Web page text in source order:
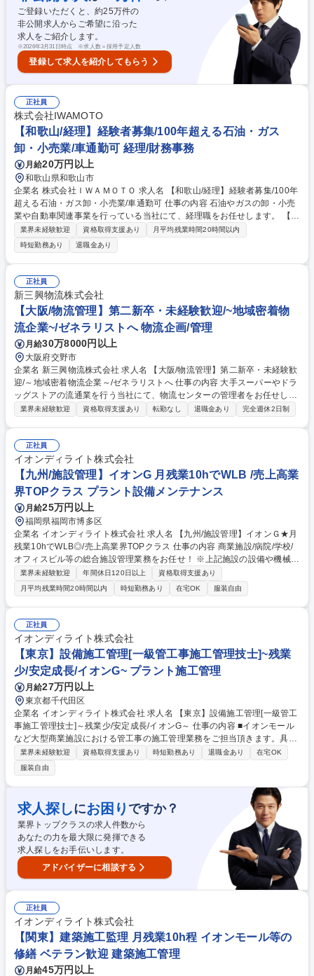
ーザ向け説明資料他）など 募集職種 【東京】オープンポジション/PMO
ご登録いただくと、約25万件の
非公開求人からご希望に沿った
求人をご紹介します。
※2026年3月31日時点 ※求人数＝採用予定人数
登録して求人を紹介してもらう
正社員
株式会社IWAMOTO
【和歌山/経理】経験者募集/100年超える石油・ガス
卸・小売業/車通勤可 経理/財務事務
月給20万円以上
和歌山県和歌山市
企業名 株式会社ＩＷＡＭＯＴＯ 求人名 【和歌山/経理】経験者募集/100年
超える石油・ガス卸・小売業/車通勤可 仕事の内容 石油やガスの卸・小売
業や自動車関連事業を行っている当社にて、経理職をお任せします。 【具
体的には】 ■仕訳 ■月次決算等 ■経理業務全般 ※ご経験に応じて、資金調
達・運用管理、経営分析・経営計画策定の補佐、課題解決等に携わってい
ただきます。 ※100年以上に渡り、地域の方の安心・安全を守っている
「イワモトグループ」の経理部門の担当です。 募集職種 【和歌山/経理】
経験者募集/100年超える石油・ガス卸・小売業/車通勤可
業界未経験歓迎 資格取得支援あり
月平均残業時間20時間以内
時短勤務あり
退職金あり
正社員
新三興物流株式会社
【大阪/物流管理】第二新卒・未経験歓迎/~地域密着物
流企業~/ゼネラリストへ 物流企画/管理
月給30万8000円以上
大阪府交野市
企業名 新三興物流株式会社 求人名 【大阪/物流管理】第二新卒・未経験歓
迎/～地域密着物流企業～/ゼネラリストへ 仕事の内容 大手スーパーやドラ
ッグストアの流通業を行う当社にて、物流センターの管理者をお任せしま
す。現場社員の管理業務や取引先のお客様との信頼関係構築、配車業務を
部) ■配車業務…配送量や配送状況を確認し、納期内にスムーズに荷物を届
けられるように調整頂きます。また、納期の折衝も行って頂きます。 募集
職種 【大阪/物流管理】第二新卒・未経験歓迎/～地域密着物流企業～/ゼネ
ラリストへ
業界未経験歓迎 資格取得支援あり 転勤なし 退職金あり 完全週休2日制
正社員
イオンディライト株式会社
【九州/施設管理】イオンG 月残業10hでWLB /売上高業
界TOPクラス プラント設備メンテナンス
月給25万円以上
福岡県福岡市博多区
企業名 イオンディライト株式会社 求人名 【九州/施設管理】イオンＧ★月
残業10hでWLB◎/売上高業界TOPクラス 仕事の内容 商業施設/病院/学校/
オフィスビル等の総合施設管理業務をお任せ！ ※上記施設の設備や機械の
点検～保守を行います。（工事などの実作業なし）※第三種電気主任技術
者をお持ちの方を募集 【具体的には】■電気、ガス、水道メーターの記録
■設備点検（テナント含む）・館内巡回、異常がないかの確認 ■各種報告
書、現状の設備を基にした改善案の作成 ■長期修繕計画の策定等 【働く魅
力】ビルメンテナンス業界売上Ｎｏ.１！培ったノウハウで、業界最先端の
技術開発に取り組むことが可能です。 募集職種 【九州/施設管理】イオン
Ｇ★月残業10hでWLB◎/売上高業界TOPクラス
業界未経験歓迎 年間休日120日以上
資格取得支援あり
月平均残業時間20時間以内
時短勤務あり 在宅OK 服装自由
正社員
イオンディライト株式会社
【東京】設備施工管理[一級管工事施工管理技士]~残業
少/安定成長/イオンG~ プラント施工管理
月給27万円以上
東京都千代田区
企業名 イオンディライト株式会社 求人名 【東京】設備施工管理[一級管工
事施工管理技士]～残業少/安定成長/イオンG～ 仕事の内容 ■イオンモール
など大型商業施設における管工事の施工管理業務をご担当頂きます。具体
的には、東日本の各地の施工受託案件を担当いただきゼネコン、施工業者
との折衝、現地での作業管理等を行っていただきます。 ■当社はビルメン
テナンス業界売上Ｎｏ.１！今後はアジアＮｏ.１を目指 し、この分野で培
ったノウハウで最先端の技術開発に取り組んでいます。 変更範囲：当社業
務全般 募集職種 【東京】設備施工管理[一級管工事施工管理技士]～残業少/
安定成長/イオンG～
業界未経験歓迎 資格取得支援あり 時短勤務あり 退職金あり
在宅OK
服装自由
求人探しにお困り ですか？
業界トップクラスの求人件数から
あなたの力を最大限に発揮できる
求人探しをお手伝いします。
アドバイザーに相談する
正社員
イオンディライト株式会社
【関東】建築施工監理 月残業10h程 イオンモール等の
修繕 ベテラン歓迎 建築施工管理
月給45万円以上